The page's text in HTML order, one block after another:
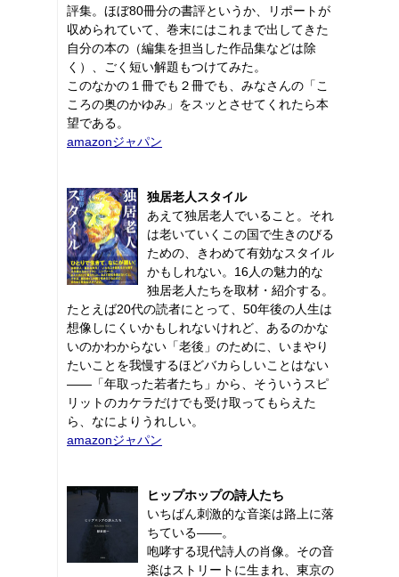
評集。ほぼ80冊分の書評というか、リポートが
収められていて、巻末にはこれまで出してきた
自分の本の（編集を担当した作品集などは除
く）、ごく短い解題もつけてみた。
このなかの１冊でも２冊でも、みなさんの「こ
ころの奥のかゆみ」をスッとさせてくれたら本
望である。
amazonジャパン
独居老人スタイル
あえて独居老人でいること。それ
は老いていくこの国で生きのびる
ための、きわめて有効なスタイル
かもしれない。16人の魅力的な
独居老人たちを取材・紹介する。
たとえば20代の読者にとって、50年後の人生は
想像しにくいかもしれないけれど、あるのかな
いのかわからない「老後」のために、いまやり
たいことを我慢するほどバカらしいことはない
――「年取った若者たち」から、そういうスピ
リットのカケラだけでも受け取ってもらえた
ら、なによりうれしい。
amazonジャパン
ヒップホップの詩人たち
いちばん刺激的な音楽は路上に落
ちている――。
咆哮する現代詩人の肖像。その音
楽はストリートに生まれ、東京の